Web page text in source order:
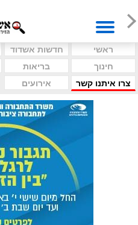
ראשי חדשות אשדוד
חינוך
בריאות
צרו איתנו קשר
אירועים